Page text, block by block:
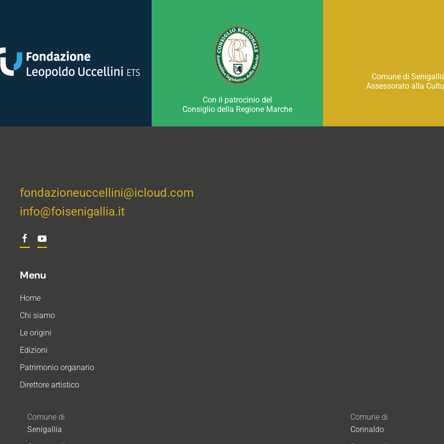
Con il patrocinio del
Consiglio della Regione Marche
Comune di
Assessorato alla
fondazioneuccellini@icloud.com
info@foisenigallia.it
Menu
Home
Chi siamo
Le origini
Edizioni
Patrimonio organario
Direttore artistico
Comune di
Senigallia
Comune di
Corinaldo